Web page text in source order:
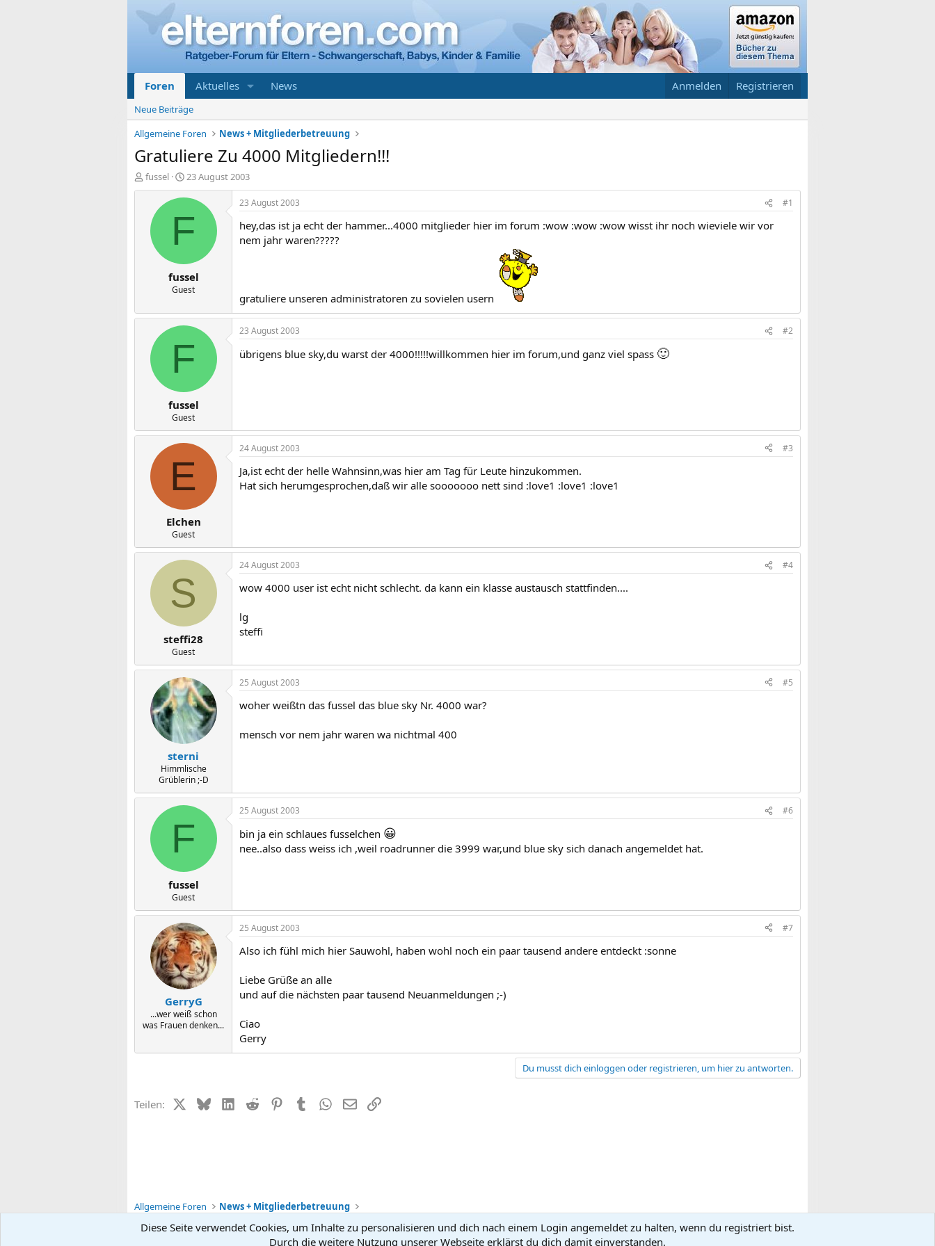
Foren Aktuelles News Anmelden Registrieren
Neue Beiträge
Allgemeine Foren
News + Mitgliederbetreuung
Gratuliere Zu 4000 Mitgliedern!!!
E
r
fussel
E
r
s
t
a
m
23 August 2003
F
fussel
Guest
23 August 2003 #1
hey,das ist ja echt der hammer...4000 mitglieder hier im forum :wow :wow :wow wisst ihr noch wieviele wir vor
nem jahr waren?????
gratuliere unseren administratoren zu sovielen usern
F
fussel
Guest
23 August 2003 #2
übrigens blue sky,du warst der 4000!!!!!willkommen hier im forum,und ganz viel spass 🙂
E
Elchen
Guest
24 August 2003 #3
Ja,ist echt der helle Wahnsinn,was hier am Tag für Leute hinzukommen.
Hat sich herumgesprochen,daß wir alle sooooooo nett sind :love1 :love1 :love1
S
steffi28
Guest
24 August 2003 #4
wow 4000 user ist echt nicht schlecht. da kann ein klasse austausch stattfinden....
lg
steffi
sterni
Himmlische
Grüblerin ;-D
25 August 2003 #5
woher weißtn das fussel das blue sky Nr. 4000 war?
mensch vor nem jahr waren wa nichtmal 400
F
fussel
Guest
25 August 2003 #6
bin ja ein schlaues fusselchen 😀
nee..also dass weiss ich ,weil roadrunner die 3999 war,und blue sky sich danach angemeldet hat.
GerryG
...wer weiß schon
was Frauen denken...
25 August 2003 #7
Also ich fühl mich hier Sauwohl, haben wohl noch ein paar tausend andere entdeckt :sonne
Liebe Grüße an alle
und auf die nächsten paar tausend Neuanmeldungen ;-)
Ciao
Gerry
Du musst dich einloggen oder registrieren, um hier zu antworten.
Teilen: X (Twitter)
BlueskyLinkedIn
Reddit PinterestTumblrWhatsApp
E-MailLink
Allgemeine Foren News + Mitgliederbetreuung
Kontakt Nutzungsbedingungen Datenschutz
Diese Seite verwendet Cookies, um Inhalte zu personalisieren und dich nach einem Login angemeldet zu halten, wenn du registriert bist.
Durch die weitere Nutzung unserer Webseite erklärst du dich damit einverstanden.